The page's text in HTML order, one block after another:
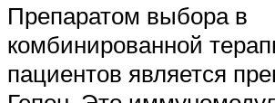
Препаратом выбора в
комбинированной
пациентов является